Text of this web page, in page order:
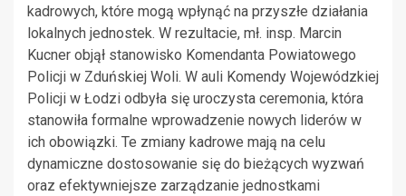
kadrowych, które mogą wpłynąć na przyszłe działania
lokalnych jednostek. W rezultacie, mł. insp. Marcin
Kucner objął stanowisko Komendanta Powiatowego
Policji w Zduńskiej Woli. W auli Komendy Wojewódzkiej
Policji w Łodzi odbyła się uroczysta ceremonia, która
stanowiła formalne wprowadzenie nowych liderów w
ich obowiązki. Te zmiany kadrowe mają na celu
dynamiczne dostosowanie się do bieżących wyzwań
oraz efektywniejsze zarządzanie jednostkami